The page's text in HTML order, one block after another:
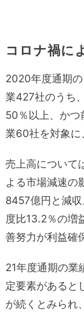
コロナ禍に
2020年度通期
業427社のうち
50％以上、かつ
業60社を対象に
売上高について
よる市場減速の
8457億円と減
度比13.2％の増
善努力が利益確
21年度通期の業
定要素があると
が続くとみられ